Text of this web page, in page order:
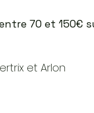
70 et 150€
et Arlon